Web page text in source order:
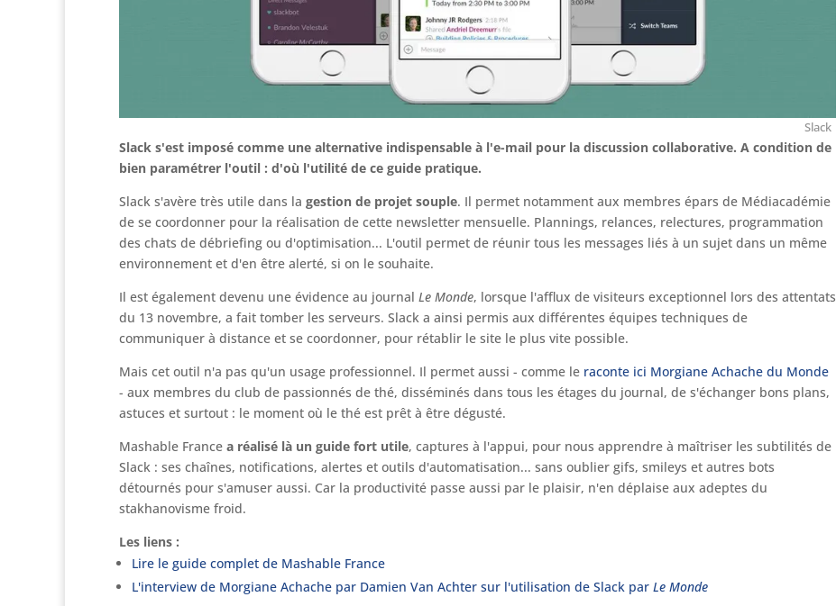
Slack
Slack s'est imposé comme une alternative indispensable à l'e-mail pour la discussion collaborative. A condition de
bien paramétrer l'outil : d'où l'utilité de ce guide pratique.
Slack s'avère très utile dans la gestion de projet souple. Il permet notamment aux membres épars de Médiacadémie
de se coordonner pour la réalisation de cette newsletter mensuelle. Plannings, relances, relectures, programmation
des chats de débriefing ou d'optimisation... L'outil permet de réunir tous les messages liés à un sujet dans un même
environnement et d'en être alerté, si on le souhaite.
Il est également devenu une évidence au journal Le Monde, lorsque l'afflux de visiteurs exceptionnel lors des attentats
du 13 novembre, a fait tomber les serveurs. Slack a ainsi permis aux différentes équipes techniques de
communiquer à distance et se coordonner, pour rétablir le site le plus vite possible.
Mais cet outil n'a pas qu'un usage professionnel. Il permet aussi - comme le raconte ici Morgiane Achache du Monde
- aux membres du club de passionnés de thé, disséminés dans tous les étages du journal, de s'échanger bons plans,
astuces et surtout : le moment où le thé est prêt à être dégusté.
Mashable France a réalisé là un guide fort utile, captures à l'appui, pour nous apprendre à maîtriser les subtilités de
Slack : ses chaînes, notifications, alertes et outils d'automatisation... sans oublier gifs, smileys et autres bots
détournés pour s'amuser aussi. Car la productivité passe aussi par le plaisir, n'en déplaise aux adeptes du
stakhanovisme froid.
Les liens :
Lire le guide complet de Mashable France
L'interview de Morgiane Achache par Damien Van Achter sur l'utilisation de Slack par Le Monde